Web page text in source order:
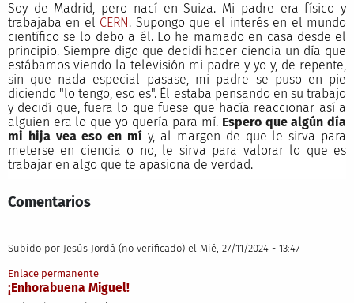
Soy de Madrid, pero nací en Suiza. Mi padre era físico y
trabajaba en el CERN. Supongo que el interés en el mundo
científico se lo debo a él. Lo he mamado en casa desde el
principio. Siempre digo que decidí hacer ciencia un día que
estábamos viendo la televisión mi padre y yo y, de repente,
sin que nada especial pasase, mi padre se puso en pie
diciendo "lo tengo, eso es". Él estaba pensando en su trabajo
y decidí que, fuera lo que fuese que hacía reaccionar así a
alguien era lo que yo quería para mí. Espero que algún día
mi hija vea eso en mí y, al margen de que le sirva para
meterse en ciencia o no, le sirva para valorar lo que es
trabajar en algo que te apasiona de verdad.
Comentarios
Subido por Jesús Jordá (no verificado) el Mié, 27/11/2024 - 13:47
Enlace permanente
¡Enhorabuena Miguel!